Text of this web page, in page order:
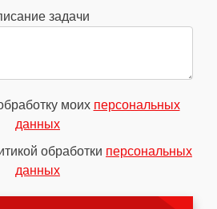
задачи
моих персональных
данных
обработки персональных
данных